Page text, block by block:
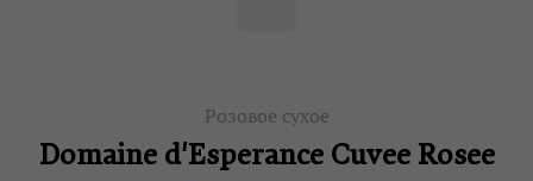
Розовое сухое
Domaine d'Esperance Cuvee Rosee